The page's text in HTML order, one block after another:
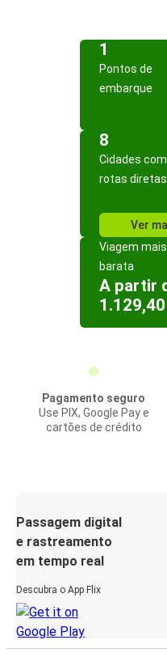
1
Pontos de
embarque
8
Cidades com
rotas diretas
Ver
Viagem mais
barata
A partir
1.129,40
Pagamento seguro
Use PIX, Google Pay e
cartões de crédito
Passagem digital
e rastreamento
em tempo real
Descubra o App Flix